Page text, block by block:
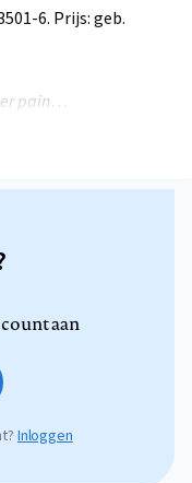
6. Prijs: geb.
pain…
aan
Inloggen